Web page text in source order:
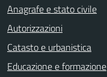
Anagrafe e stato civile
Autorizzazioni
Catasto e urbanistica
Educazione e formazione